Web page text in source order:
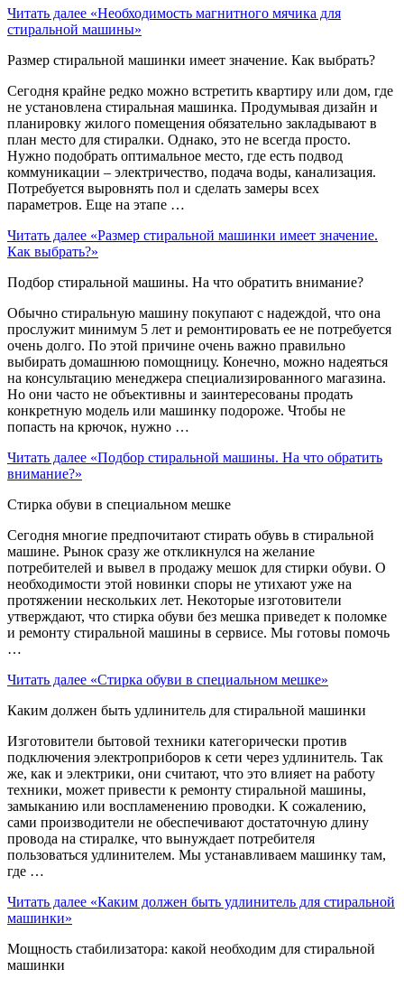
Читать далее «Необходимость магнитного мячика для
стиральной машины»
Размер стиральной машинки имеет значение. Как выбрать?
Сегодня крайне редко можно встретить квартиру или дом, где
не установлена стиральная машинка. Продумывая дизайн и
планировку жилого помещения обязательно закладывают в
план место для стиралки. Однако, это не всегда просто.
Нужно подобрать оптимальное место, где есть подвод
коммуникации – электричество, подача воды, канализация.
Потребуется выровнять пол и сделать замеры всех
параметров. Еще на этапе …
Читать далее «Размер стиральной машинки имеет значение.
Как выбрать?»
Подбор стиральной машины. На что обратить внимание?
Обычно стиральную машину покупают с надеждой, что она
прослужит минимум 5 лет и ремонтировать ее не потребуется
очень долго. По этой причине очень важно правильно
выбирать домашнюю помощницу. Конечно, можно надеяться
на консультацию менеджера специализированного магазина.
Но они часто не объективны и заинтересованы продать
конкретную модель или машинку подороже. Чтобы не
попасть на крючок, нужно …
Читать далее «Подбор стиральной машины. На что обратить
внимание?»
Стирка обуви в специальном мешке
Сегодня многие предпочитают стирать обувь в стиральной
машине. Рынок сразу же откликнулся на желание
потребителей и вывел в продажу мешок для стирки обуви. О
необходимости этой новинки споры не утихают уже на
протяжении нескольких лет. Некоторые изготовители
утверждают, что стирка обуви без мешка приведет к поломке
и ремонту стиральной машины в сервисе. Мы готовы помочь
…
Читать далее «Стирка обуви в специальном мешке»
Каким должен быть удлинитель для стиральной машинки
Изготовители бытовой техники категорически против
подключения электроприборов к сети через удлинитель. Так
же, как и электрики, они считают, что это влияет на работу
техники, может привести к ремонту стиральной машины,
замыканию или воспламенению проводки. К сожалению,
сами производители не обеспечивают достаточную длину
провода на стиралке, что вынуждает потребителя
пользоваться удлинителем. Мы устанавливаем машинку там,
где …
Читать далее «Каким должен быть удлинитель для стиральной
машинки»
Мощность стабилизатора: какой необходим для стиральной
машинки